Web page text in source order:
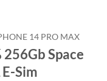
14 PRO MAX
Space
Sim